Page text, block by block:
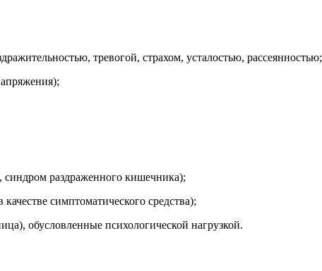
тревогой, страхом, усталостью, рассеянностью;
раздраженного кишечника);
симптоматического средства);
обусловленные психологической нагрузкой.